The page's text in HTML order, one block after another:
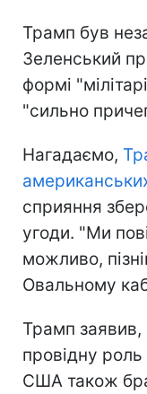
Трамп був
Зеленський
формі
"сильно
Нагадаємо,
сприяння
угоди. "Ми
можливо,
Овальному
Трамп
провідну
США також